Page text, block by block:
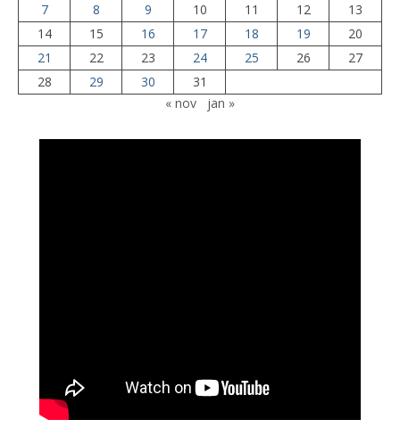
7
8 9 10 11 12
13
14
15 16 17 18 19
20
21
22 23 24 25 26
27
28
29 30
31
« nov
jan »